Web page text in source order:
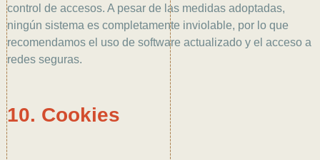
control de accesos. A pesar de las medidas adoptadas,
ningún sistema es completamente inviolable, por lo que
recomendamos el uso de software actualizado y el acceso a
redes seguras.
10. Cookies